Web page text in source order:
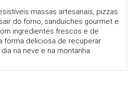
massas artesanais, pizzas
do forno, sanduíches gourmet e
ingredientes frescos e de
forma deliciosa de recuperar
na neve e na montanha.